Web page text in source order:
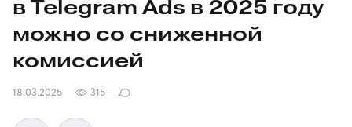
в Telegram Ads в 2025 году
можно со сниженной
комиссией
18.03.2025 315